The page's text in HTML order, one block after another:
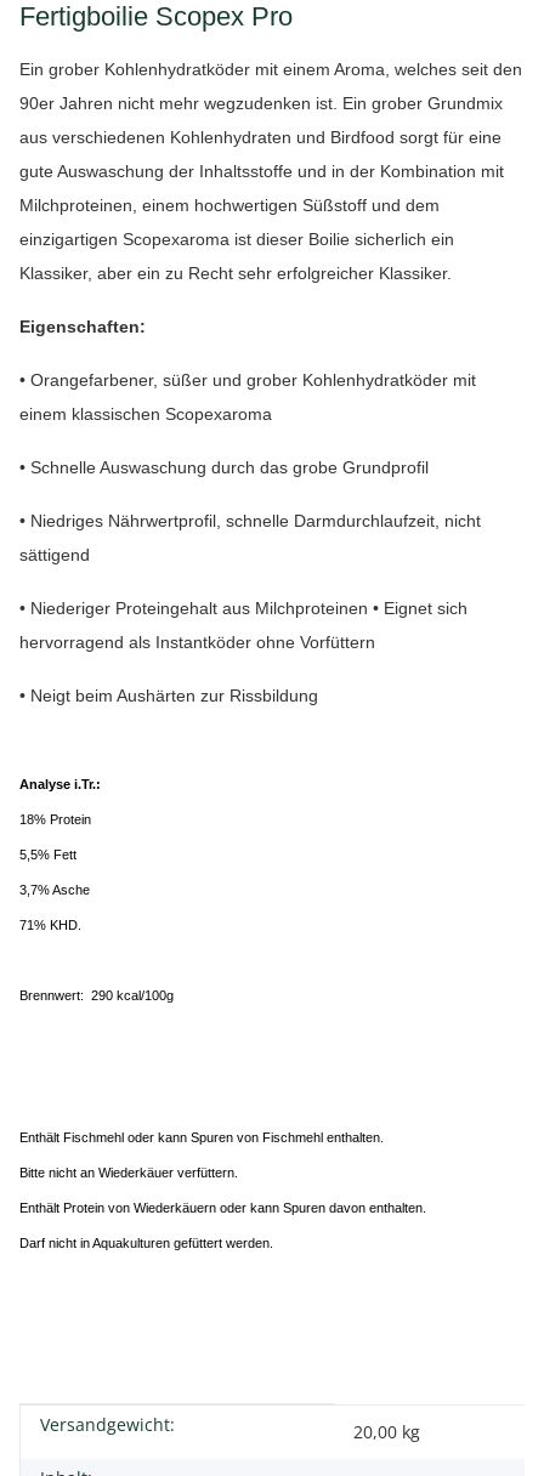
Fertigboilie Scopex Pro
Ein grober Kohlenhydratköder mit einem Aroma, welches seit den
90er Jahren nicht mehr wegzudenken ist. Ein grober Grundmix
aus verschiedenen Kohlenhydraten und Birdfood sorgt für eine
gute Auswaschung der Inhaltsstoffe und in der Kombination mit
Milchproteinen, einem hochwertigen Süßstoff und dem
einzigartigen Scopexaroma ist dieser Boilie sicherlich ein
Klassiker, aber ein zu Recht sehr erfolgreicher Klassiker.
Eigenschaften:
• Orangefarbener, süßer und grober Kohlenhydratköder mit
einem klassischen Scopexaroma
• Schnelle Auswaschung durch das grobe Grundprofil
• Niedriges Nährwertprofil, schnelle Darmdurchlaufzeit, nicht
sättigend
• Niederiger Proteingehalt aus Milchproteinen • Eignet sich
hervorragend als Instantköder ohne Vorfüttern
• Neigt beim Aushärten zur Rissbildung
Analyse i.Tr.:
18% Protein
5,5% Fett
3,7% Asche
71% KHD.
Brennwert: 290 kcal/100g
Enthält Fischmehl oder kann Spuren von Fischmehl enthalten.
Bitte nicht an Wiederkäuer verfüttern.
Enthält Protein von Wiederkäuern oder kann Spuren davon enthalten.
Darf nicht in Aquakulturen gefüttert werden.
Produkteigenschaft
Wert
Versandgewicht:
20,00 kg